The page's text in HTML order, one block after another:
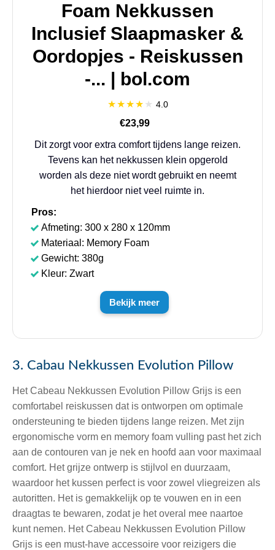
Foam Nekkussen
Inclusief Slaapmasker &
Oordopjes - Reiskussen
-... | bol.com
4.0
€23,99
Dit zorgt voor extra comfort tijdens lange reizen.
Tevens kan het nekkussen klein opgerold
worden als deze niet wordt gebruikt en neemt
het hierdoor niet veel ruimte in.
Pros:
Afmeting: 300 x 280 x 120mm
Materiaal: Memory Foam
Gewicht: 380g
Kleur: Zwart
Bekijk meer
3. Cabau Nekkussen Evolution Pillow
Het Cabeau Nekkussen Evolution Pillow Grijs is een
comfortabel reiskussen dat is ontworpen om optimale
ondersteuning te bieden tijdens lange reizen. Met zijn
ergonomische vorm en memory foam vulling past het zich
aan de contouren van je nek en hoofd aan voor maximaal
comfort. Het grijze ontwerp is stijlvol en duurzaam,
waardoor het kussen perfect is voor zowel vliegreizen als
autoritten. Het is gemakkelijk op te vouwen en in een
draagtas te bewaren, zodat je het overal mee naartoe
kunt nemen. Het Cabeau Nekkussen Evolution Pillow
Grijs is een must-have accessoire voor reizigers die